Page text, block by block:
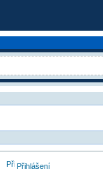
Přihlášení